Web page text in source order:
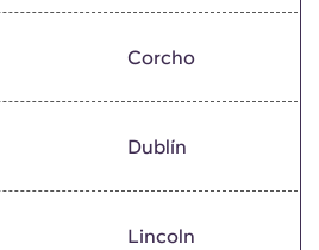
Corcho
Dublín
Lincoln